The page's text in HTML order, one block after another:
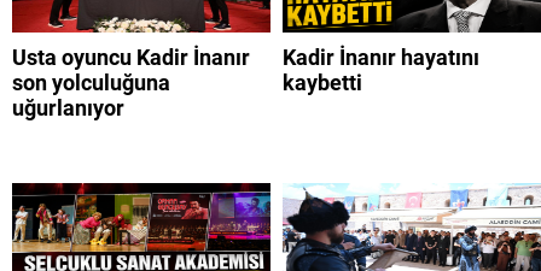
Usta oyuncu Kadir İnanır
son yolculuğuna
uğurlanıyor
Kadir İnanır hayatını
kaybetti